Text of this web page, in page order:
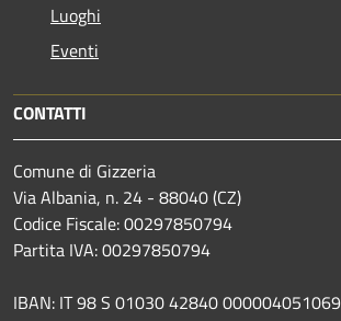
Luoghi
Eventi
CONTATTI
Comune di Gizzeria
Via Albania, n. 24 - 88040 (CZ)
Codice Fiscale: 00297850794
Partita IVA: 00297850794
IBAN: IT 98 S 01030 42840 000004051069